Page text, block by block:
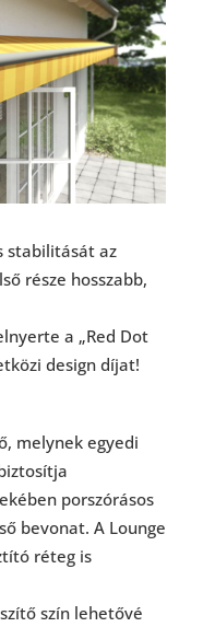
stabilitását az
része hosszabb,
a „Red Dot
design díjat!
melynek egyedi
porszórásos
bevonat. A Lounge
réteg is
szín lehetővé